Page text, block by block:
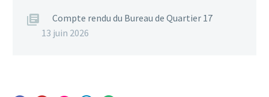
Compte rendu du Bureau de Quartier 17
13 juin 2026